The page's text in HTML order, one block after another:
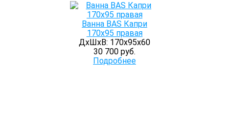
Ванна BAS Капри
170x95 правая
ДхШхВ: 170х95х60
30 700 руб.
Подробнее